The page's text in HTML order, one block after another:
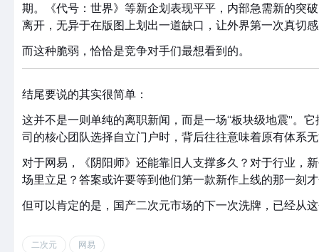
期。《代号：世界》等新企划表现平平，内部急需新的突
离开，无异于在版图上划出一道缺口，让外界第一次真切
而这种脆弱，恰恰是竞争对手们最想看到的。
结尾要说的其实很简单：
这并不是一则单纯的离职新闻，而是一场“板块级地震”。
司的核心团队选择自立门户时，背后往往意味着原有体系
对于网易，《阴阳师》还能靠旧人支撑多久？对于行业，
场里立足？答案或许要等到他们第一款新作上线的那一刻
但可以肯定的是，国产二次元市场的下一次洗牌，已经从
二次元 网易